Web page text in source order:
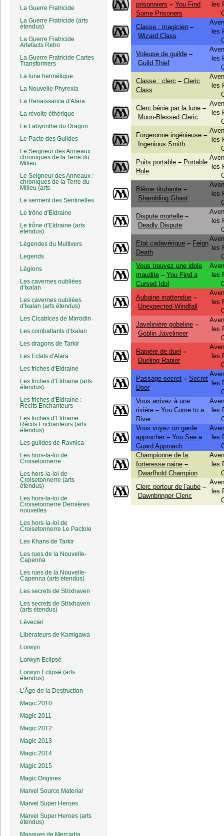
La Guerre Fratricide
La Guerre Fratricide (arts
étendus)
La Guerre Fratricide
Artefacts Retro
La Guerre Fratricide Cartes
Transformers
La lune hermétique
La Nouvelle Phyrexia
La Renaissance d'Alara
La révolte éthérique
Le Labyrinthe du Dragon
Le Pacte des Guildes
Le Seigneur des Anneaux :
chroniques de la Terre du
Milieu
Le Seigneur des Anneaux :
chroniques de la Terre du
Milieu (arts
Le serment des Sentinelles
Le trône d'Eldraine
Le trône d'Eldraine (arts
étendus)
Légendes du Multivers
Legends
Légions
Les cavernes oubliées
d'Ixalan
Les cavernes oubliées
d'Ixalan (arts étendus)
Les Cicatrices de Mirrodin
Les combattants d'Ixalan
Les dragons de Tarkir
Les Eclats d'Alara
Les friches d'Eldraine
Les friches d'Eldraine (arts
étendus)
Les friches d'Eldraine :
Récits Enchanteurs
Les friches d'Eldraine :
Récits Enchanteurs (arts
étendus)
Les guildes de Ravnica
Les hors-la-loi de
Croisetonnerre
Les hors-la-loi de
Croisetonnerre (arts
étendus)
Les hors-la-loi de
Croisetonnerre Dernières
nouvelles
Les hors-la-loi de
Croisetonnerre Le Pactole
Les Khans de Tarkir
Les rues de la Nouvelle-
Capenna
Les rues de la Nouvelle-
Capenna (arts étendus)
Les secrets de Strixhaven
Les secrets de Strixhaven
(arts étendus)
Lèveciel
Libérateurs de Kamigawa
Lorwyn
Lorwyn Eclipsé
Lorwyn Eclipsé (arts
étendus)
L’Âge de la Destruction
Magic 2010
Magic 2011
Magic 2012
Magic 2013
Magic 2014
Magic 2015
Magic Origines
Marvel Source Material
Marvel Super Heroes
Marvel Super Heroes (arts
étendus)
Masques de Mercadia
prisonniers – You Find
Some Prisoners
les
Classe : magicien –
Wizard Class
les
Voleuse de guilde –
Guild Thief
les
Classe : clerc – Cleric
Class
les
Clerc bénie par la lune –
Moon-Blessed Cleric
les
Forgeronne ingénieuse –
Ingenious Smith
les
Puits portable – Portable
Hole
les
Blême titubante –
Shambling Ghast
les
Dispute mortelle –
Deadly Dispute
les
Etat cadavérique – Feign
Death
les
Vous trouvez une idole
maudite – You Find a
Cursed Idol
les
Aubaine inattendue –
Unexpected Windfall
les
Javelinière gobeline –
Goblin Javelineer
les
Rapière de duel –
Dueling Rapier
les
Passage secret – Secret
Door
les
Vous arrivez à une
rivière – You Come to a
River
les
Vous voyez un garde
approcher– You See a
Guard Approach
les
Championne de la
forteresse naine –
Dwarfhold Champion
les
Clerc porteur de l'aube –
Dawnbringer Cleric
les